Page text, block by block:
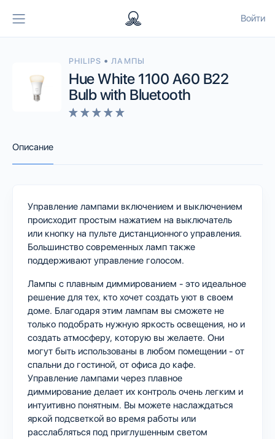
Войти
PHILIPS • ЛАМПЫ
Hue White 1100 A60 B22
Bulb with Bluetooth
Описание
Управление лампами включением и выключением
происходит простым нажатием на выключатель
или кнопку на пульте дистанционного управления.
Большинство современных ламп также
поддерживают управление голосом.
Лампы с плавным диммированием - это идеальное
решение для тех, кто хочет создать уют в своем
доме. Благодаря этим лампам вы сможете не
только подобрать нужную яркость освещения, но и
создать атмосферу, которую вы желаете. Они
могут быть использованы в любом помещении - от
спальни до гостиной, от офиса до кафе.
Управление лампами через плавное
диммирование делает их контроль очень легким и
интуитивно понятным. Вы можете наслаждаться
яркой подсветкой во время работы или
расслабляться под приглушенным светом